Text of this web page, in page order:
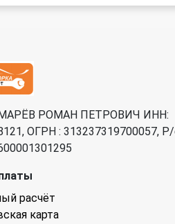
РОМАН ПЕТРОВИЧ ИНН:
ОГРН : 313237319700057,
расчёт
карта